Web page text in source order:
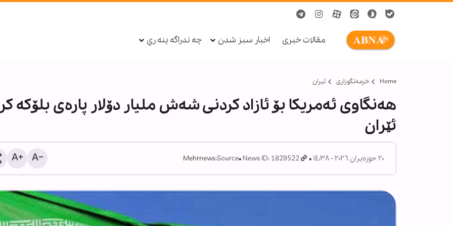
مقالات خبری اخبار سبز شدن چه ندراگه ينه ري
Home خزمەتگوزاری ئیران
هەنگاوی ئەمریکا بۆ ئازاد کردنی شەش ملیار دۆلار پارەی بلۆکە
ئێران
٢٠ حوزەیران ٢٠٢٦ - ١٤:٣٨ News ID: 1829522
Source:
Mehrnews
21
ئاژاوەچی لە کرمان
کران